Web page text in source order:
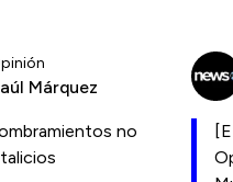
Márquez
no